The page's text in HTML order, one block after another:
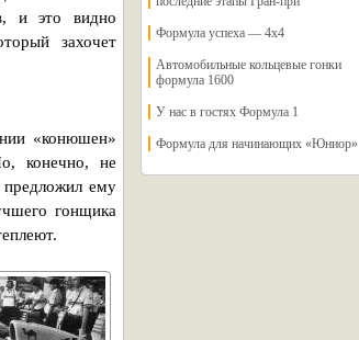
и это видно
захочет
«конюшен»
конечно, не
предложил ему
гонщика
Формула успеха — 4х4
Автомобильные кольцевые гонки
формула 1600
У нас в гостях Формула 1
Формула для начинающих «Юниор»